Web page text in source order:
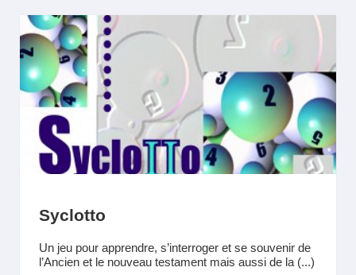
Syclotto
Un jeu pour apprendre, s’interroger et se souvenir de
l’Ancien et le nouveau testament mais aussi de la (...)